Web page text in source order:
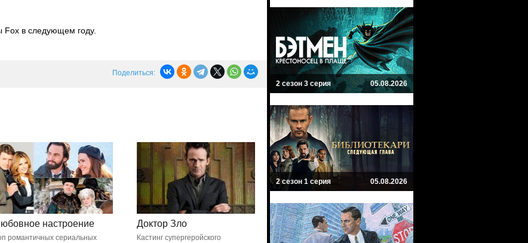
Fox в следующем году.
Поделиться:
настроение
романтичных сериальных
Доктор Зло
Кастинг супергеройского
2 сезон 3 серия 05.08.2026
2 сезон 1 серия 05.08.2026